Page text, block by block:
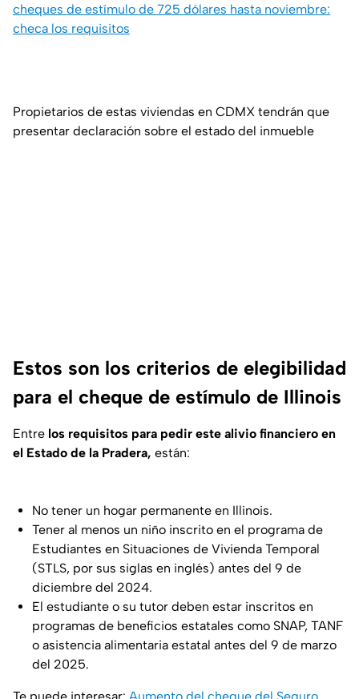
cheques de estímulo de 725 dólares hasta noviembre:
checa los requisitos
Propietarios de estas viviendas en CDMX tendrán que
presentar declaración sobre el estado del inmueble
Estos son los criterios de elegibilidad
para el cheque de estímulo de Illinois
Entre los requisitos para pedir este alivio financiero en
el Estado de la Pradera, están:
No tener un hogar permanente en Illinois.
Tener al menos un niño inscrito en el programa de
Estudiantes en Situaciones de Vivienda Temporal
(STLS, por sus siglas en inglés) antes del 9 de
diciembre del 2024.
El estudiante o su tutor deben estar inscritos en
programas de beneficios estatales como SNAP, TANF
o asistencia alimentaria estatal antes del 9 de marzo
del 2025.
Te puede interesar: Aumento del cheque del Seguro